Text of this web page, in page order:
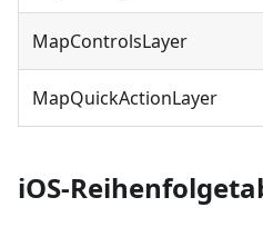
MapControlsLayer
MapQuickActionLayer
iOS-